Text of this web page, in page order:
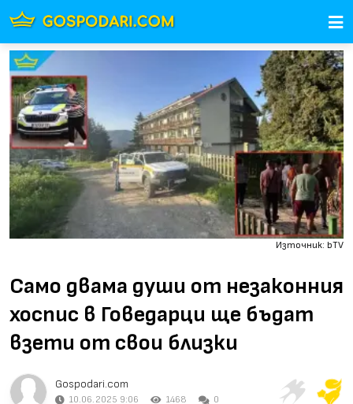
Източник: bTV
Само двама души от незаконния
хоспис в Говедарци ще бъдат
взети от свои близки
Gospodari.com
10.06.2025 9:06 1468 0